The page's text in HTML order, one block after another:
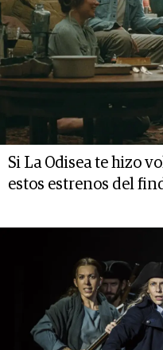
Si La Odisea te hizo
estos estrenos del